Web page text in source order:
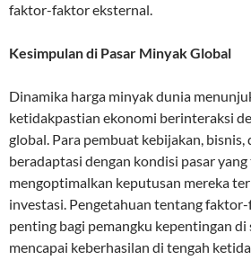
faktor-faktor eksternal.
Kesimpulan di Pasar Minyak Global
Dinamika harga minyak dunia
ketidakpastian ekonomi berinteraksi
global. Para pembuat kebijakan, bisnis,
beradaptasi dengan kondisi pasar
mengoptimalkan keputusan mereka
investasi. Pengetahuan tentang
penting bagi pemangku kepentingan
mencapai keberhasilan di tengah